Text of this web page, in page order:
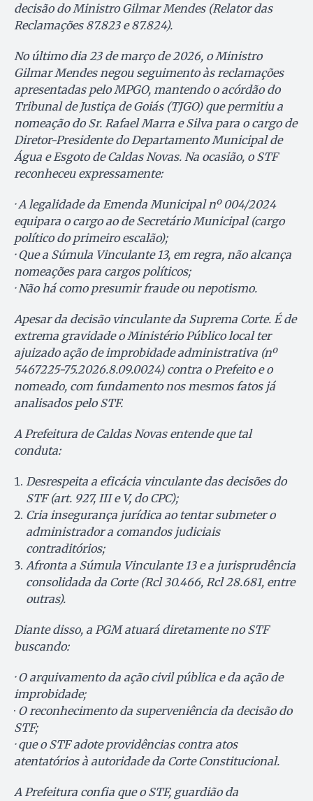
decisão do Ministro Gilmar Mendes (Relator das
Reclamações 87.823 e 87.824).
No último dia 23 de março de 2026, o Ministro
Gilmar Mendes negou seguimento às reclamações
apresentadas pelo MPGO, mantendo o acórdão do
Tribunal de Justiça de Goiás (TJGO) que permitiu a
nomeação do Sr. Rafael Marra e Silva para o cargo de
Diretor-Presidente do Departamento Municipal de
Água e Esgoto de Caldas Novas. Na ocasião, o STF
reconheceu expressamente:
· A legalidade da Emenda Municipal nº 004/2024
equipara o cargo ao de Secretário Municipal (cargo
político do primeiro escalão);
· Que a Súmula Vinculante 13, em regra, não alcança
nomeações para cargos políticos;
· Não há como presumir fraude ou nepotismo.
Apesar da decisão vinculante da Suprema Corte. É de
extrema gravidade o Ministério Público local ter
ajuizado ação de improbidade administrativa (nº
5467225-75.2026.8.09.0024) contra o Prefeito e o
nomeado, com fundamento nos mesmos fatos já
analisados pelo STF.
A Prefeitura de Caldas Novas entende que tal
conduta:
Desrespeita a eficácia vinculante das decisões do
STF (art. 927, III e V, do CPC);
Cria insegurança jurídica ao tentar submeter o
administrador a comandos judiciais
contraditórios;
Afronta a Súmula Vinculante 13 e a jurisprudência
consolidada da Corte (Rcl 30.466, Rcl 28.681, entre
outras).
Diante disso, a PGM atuará diretamente no STF
buscando:
· O arquivamento da ação civil pública e da ação de
improbidade;
· O reconhecimento da superveniência da decisão do
STF;
· que o STF adote providências contra atos
atentatórios à autoridade da Corte Constitucional.
A Prefeitura confia que o STF, guardião da